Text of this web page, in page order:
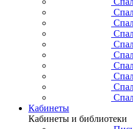
Кабинеты
Кабинеты и библиотеки